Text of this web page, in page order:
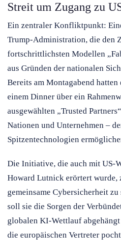
Streit um Zugang zu
Ein zentraler Konfliktpunkt:
Trump-Administration, die den
fortschrittlichsten Modellen
aus Gründen der nationalen
Bereits am Montagabend hatten
einem Dinner über ein
ausgewählten „Trusted
Nationen und Unternehmen –
Spitzentechnologien
Die Initiative, die auch mit US-
Howard Lutnick erörtert wurde,
gemeinsame Cybersicherheit
soll sie die Sorgen der
globalen KI-Wettlauf abgehängt
die europäischen Vertreter